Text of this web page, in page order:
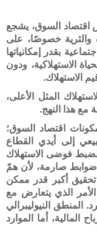
اقتصاد السوق، يشجع
والثرية خصوصًا، على
بقدر إمكانياتها
الاستهلاكية، ودون
الاستهلاك.
المثل الأعلى،
مع هذا النهج.
اقتصاد السوق؛
إلى أيدي القطاع
فوضى الاستهلاك
ضوابط صارمة، لأن همّ
تحقيق أكبر قدر ممكن
الذي يتعارض مع
المنطق النيوليبرالي
أما الموارد